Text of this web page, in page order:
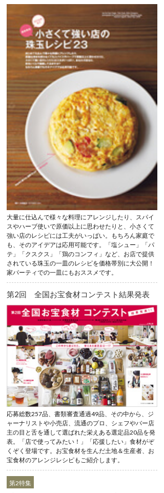
大量に仕込んで様々な料理にアレンジしたり、スパイ
スやハーブ使いで原価以上に思わせたりと、小さくて
強い店のレシピには工夫がいっぱい。もちろん家庭で
も、そのアイデアは応用可能です。「塩シュー」「パ
テ」「クスクス」「鶏のコンフィ」など、お店で提供
されている珠玉の一皿のレシピを価格帯別に大公開！
家パーティでの一皿にもおススメです。
第2回 全国お宝食材コンテスト結果発表
応募総数257品、書類審査通過49品、その中から、ジ
ャーナリストや小売店、流通のプロ、シェフやバー店
主の目と舌を通して選ばれた栄えある選定品20品を発
表。「店で使ってみたい！」「応援したい」食材がぞ
くぞく登場です。お宝食材を生んだ土地＆生産者、お
宝食材のアレンジレシピもご紹介します。
第2特集